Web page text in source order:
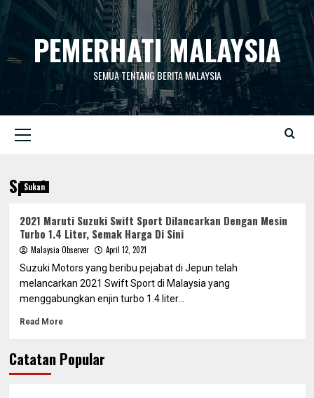
Skip
contentPEMERHATI MALAYSIA
SEMUA TENTANG BERITA MALAYSIA
Menu
Sport
Sukan
2021 Maruti Suzuki Swift Sport Dilancarkan Dengan Mesin
Turbo 1.4 Liter, Semak Harga Di Sini
Malaysia Observer
April 12, 2021
Suzuki Motors yang beribu pejabat di Jepun telah
melancarkan 2021 Swift Sport di Malaysia yang
menggabungkan enjin turbo 1.4 liter...
Read More
Catatan Popular